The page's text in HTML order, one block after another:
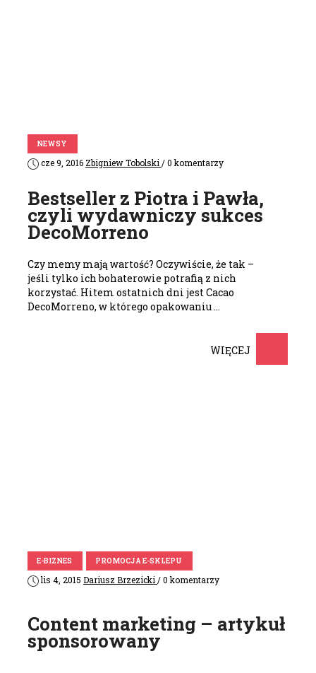
NEWSY
cze 9, 2016 Zbigniew Tobolski/ 0 komentarzy
Bestseller z Piotra i Pawła,
czyli wydawniczy sukces
DecoMorreno
Czy memy mają wartość? Oczywiście, że tak –
jeśli tylko ich bohaterowie potrafią z nich
korzystać. Hitem ostatnich dni jest Cacao
DecoMorreno, w którego opakowaniu …
WIĘCEJ
E-BIZNES PROMOCJA E-SKLEPU
lis 4, 2015 Dariusz Brzezicki / 0 komentarzy
Content marketing – artykuł
sponsorowany